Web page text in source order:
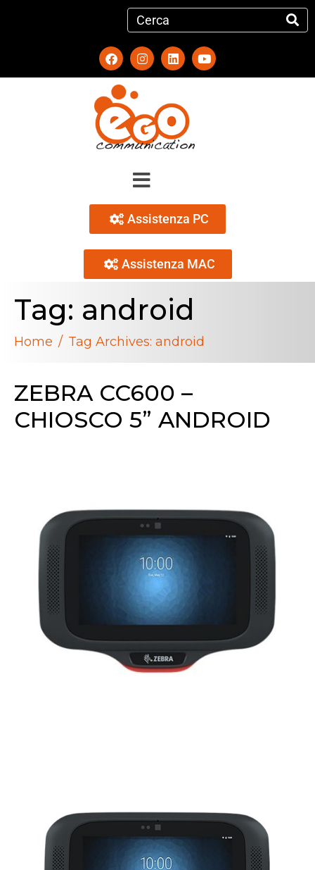
Assistenza PC
Assistenza MAC
Tag: android
Home Tag Archives: android
ZEBRA CC600 –
CHIOSCO 5” ANDROID